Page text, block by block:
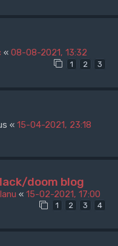
« 08-08-2021, 13:32
1 2 3
« 15-04-2021, 23:18
doom blog
« 15-02-2021, 17:00
1 2 3 4